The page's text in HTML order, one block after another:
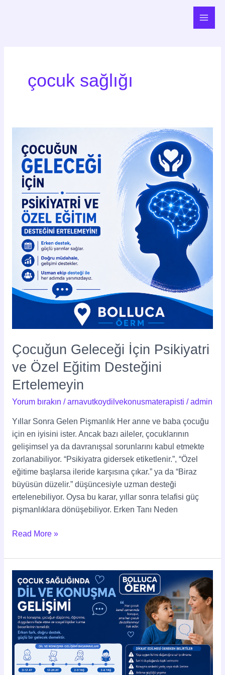
Main
çocuk sağlığı
Çocuğun Geleceği İçin Psikiyatri
ve Özel Eğitim Desteğini
Ertelemeyin
Yorum bırakın /arnavutkoydilvekonusmaterapisti /admin
Yıllar Sonra Gelen Pişmanlık Her anne ve baba çocuğu
için en iyisini ister. Ancak bazı aileler, çocuklarının
gelişimsel ya da davranışsal sorunlarını kabul etmekte
zorlanabiliyor. “Psikiyatra gidersek etiketlenir.”, “Özel
eğitime başlarsa ileride karşısına çıkar.” ya da “Biraz
büyüsün düzelir.” düşüncesiyle uzman desteği
ertelenebiliyor. Oysa bu karar, yıllar sonra telafisi güç
pişmanlıklara dönüşebiliyor. Erken Tanı Neden
Geleceği
İçin
Psikiyatri
Özel
Eğitim
Desteğini
Ertelemeyin
Read More »
Çocuk
Sağlığında
Dil
ve
Konuşma
Gelişimi